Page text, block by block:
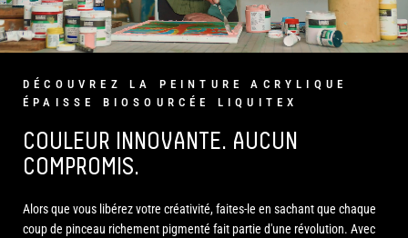
DÉCOUVREZ LA PEINTURE ACRYLIQUE
ÉPAISSE BIOSOURCÉE LIQUITEX
COULEUR INNOVANTE. AUCUN
COMPROMIS.
Alors que vous libérez votre créativité, faites-le en sachant que chaque
coup de pinceau richement pigmenté fait partie d'une révolution. Avec